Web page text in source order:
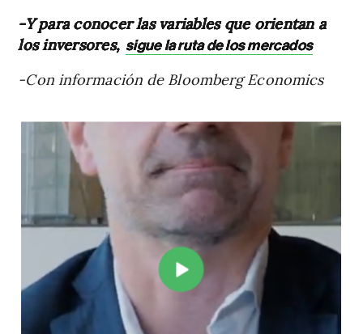
-Y para conocer las variables que orientan a
los inversores, sigue la ruta de los mercados
-Con información de Bloomberg Economics